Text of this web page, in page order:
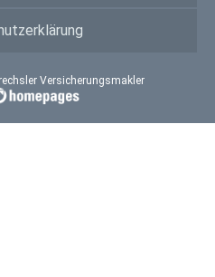
Versicherungsmakler